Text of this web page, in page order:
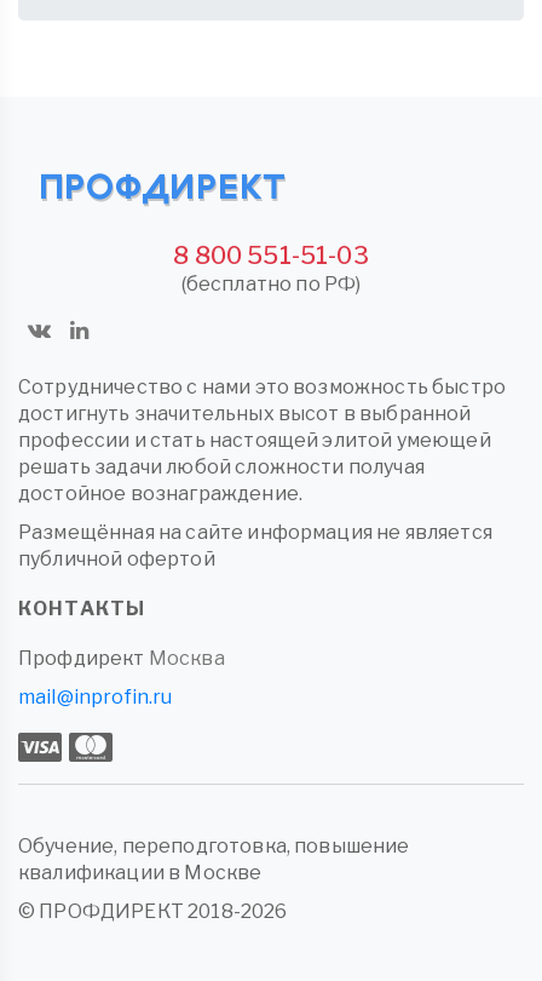
8 800 551-51-03
(бесплатно по РФ)
Сотрудничество с нами это возможность быстро
достигнуть значительных высот в выбранной
профессии и стать настоящей элитой умеющей
решать задачи любой сложности получая
достойное вознаграждение.
Размещённая на сайте информация не является
публичной офертой
КОНТАКТЫ
Профдирект Москва
mail@inprofin.ru
Обучение, переподготовка, повышение
квалификации в Москве
© ПРОФДИРЕКТ 2018-2026